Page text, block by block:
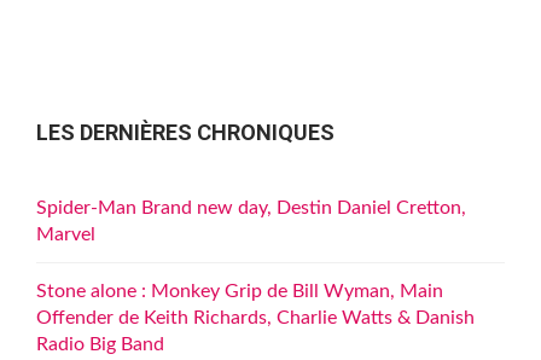
LES DERNIÈRES CHRONIQUES
Spider-Man Brand new day, Destin Daniel Cretton,
Marvel
Stone alone : Monkey Grip de Bill Wyman, Main
Offender de Keith Richards, Charlie Watts & Danish
Radio Big Band